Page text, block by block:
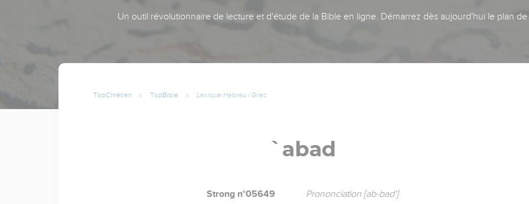
Un outil révolutionnaire de lecture et d'étude de la Bible en ligne. Démarrez dès aujourd'hui le plan
TopChrétien TopBible Lexique Hébreu / Grec
`abad
Strong n°05649 Prononciation [ab-bad']